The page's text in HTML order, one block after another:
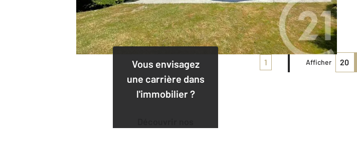
Vous envisagez
une carrière dans
l'immobilier ?
1 Afficher